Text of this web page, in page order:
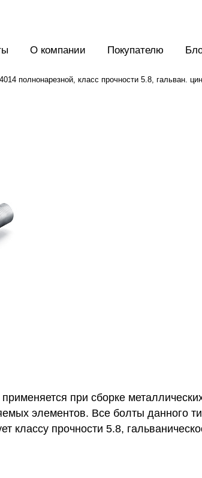
О компании Покупателю
полнонарезной, класс прочности 5.8, гальван.
при сборке
элементов. Все болты данного
классу прочности 5.8,